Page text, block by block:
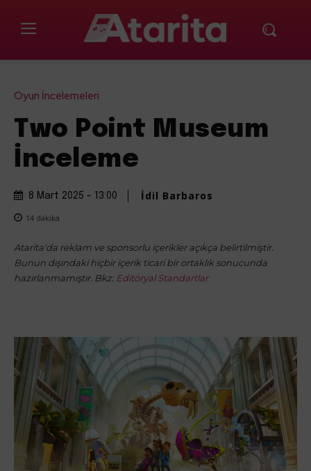
Oyun İncelemeleri
Two Point Museum
İnceleme
8 Mart 2025 - 13:00 İdil Barbaros
14 dakika
Atarita'da reklam ve sponsorlu içerikler açıkça belirtilmiştir.
Bunun dışındaki hiçbir içerik ticari bir ortaklık sonucunda
hazırlanmamıştır. Bkz: Editöryal Standartlar